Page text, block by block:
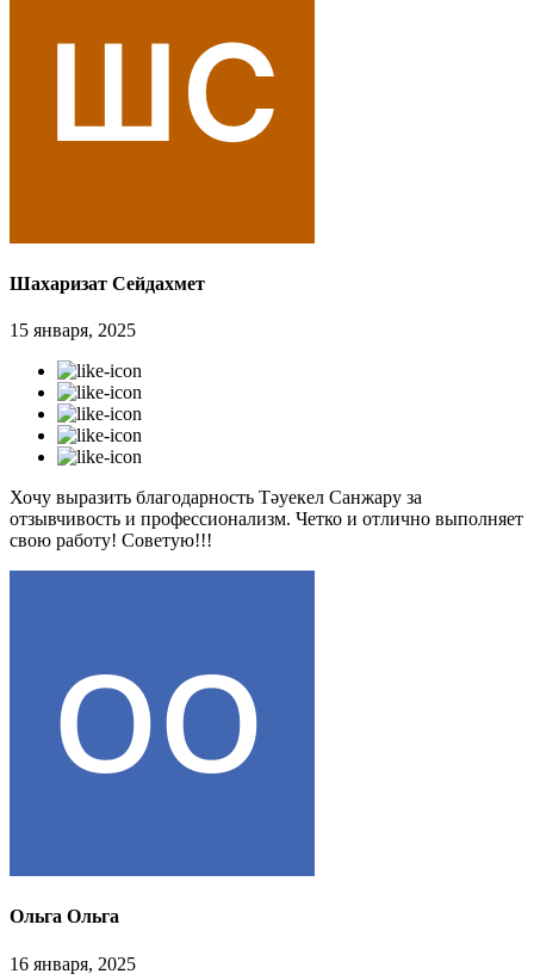
Шахаризат Сейдахмет
15 января, 2025
Хочу выразить благодарность Тәуекел Санжару за
отзывчивость и профессионализм. Четко и отлично выполняет
свою работу! Советую!!!
Ольга Ольга
16 января, 2025